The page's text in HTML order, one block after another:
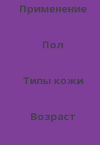
Применение
Пол
Типы кожи
Возраст